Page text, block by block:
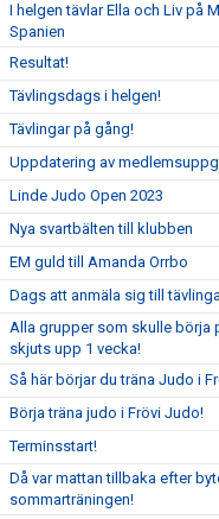
I helgen tävlar Ella och Liv på
Spanien
Resultat!
Tävlingsdags i helgen!
Tävlingar på gång!
Uppdatering av
Linde Judo Open 2023
Nya svartbälten till klubben
EM guld till Amanda Orrbo
Dags att anmäla sig till
Alla grupper som skulle börja
skjuts upp 1 vecka!
Så här börjar du träna Judo i
Börja träna judo i Frövi Judo!
Terminsstart!
Då var mattan tillbaka efter
sommarträningen!